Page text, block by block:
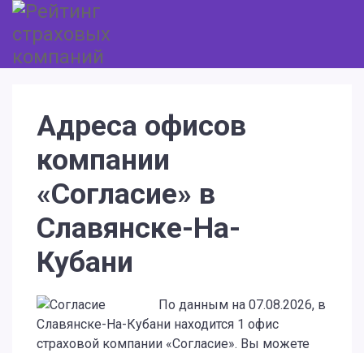
Адреса офисов
компании
«Согласие» в
Славянске-На-
Кубани
По данным на 07.08.2026, в
Славянске-На-Кубани находится 1 офис
страховой компании «Согласие». Вы можете